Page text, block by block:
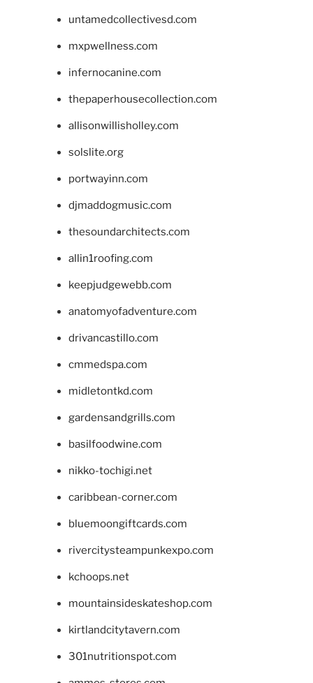
untamedcollectivesd.com
mxpwellness.com
infernocanine.com
thepaperhousecollection.com
allisonwillisholley.com
solslite.org
portwayinn.com
djmaddogmusic.com
thesoundarchitects.com
allin1roofing.com
keepjudgewebb.com
anatomyofadventure.com
drivancastillo.com
cmmedspa.com
midletontkd.com
gardensandgrills.com
basilfoodwine.com
nikko-tochigi.net
caribbean-corner.com
bluemoongiftcards.com
rivercitysteampunkexpo.com
kchoops.net
mountainsideskateshop.com
kirtlandcitytavern.com
301nutritionspot.com